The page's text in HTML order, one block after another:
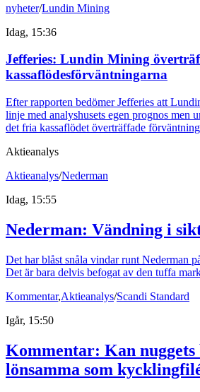
nyheter/Lundin Mining
Idag, 15:36
Jefferies: Lundin Mining
kassaflödesförväntningarna
Efter rapporten bedömer Jefferies att
linje med analyshusets egen prognos men
det fria kassaflödet överträffade
Aktieanalys
Aktieanalys/Nederman
Idag, 15:55
Nederman: Vändning i
Det har blåst snåla vindar runt Nederman
Det är bara delvis befogat av den tuffa
Kommentar,Aktieanalys/Scandi Standard
Igår, 15:50
Kommentar: Kan
lönsamma som